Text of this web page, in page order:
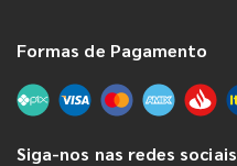
Formas de Pagamento
Siga-nos nas redes sociais